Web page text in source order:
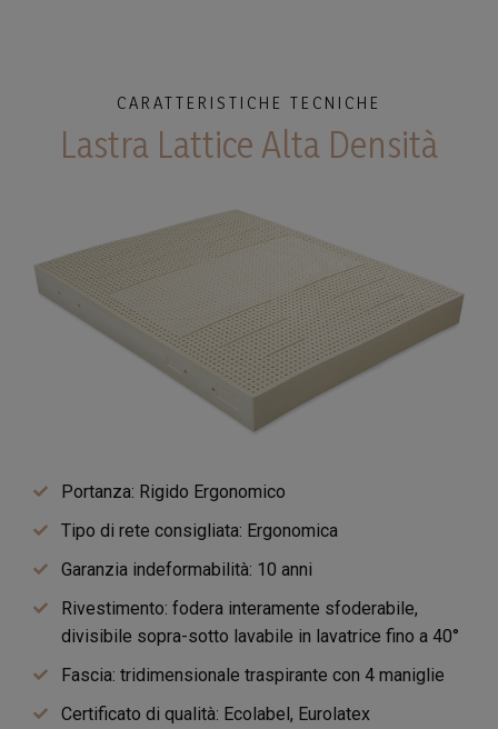
CARATTERISTICHE TECNICHE
Lastra Lattice Alta Densità
Portanza: Rigido Ergonomico
Tipo di rete consigliata: Ergonomica
Garanzia indeformabilità: 10 anni
Rivestimento: fodera interamente sfoderabile,
divisibile sopra-sotto lavabile in lavatrice fino a 40°
Fascia: tridimensionale traspirante con 4 maniglie
Certificato di qualità: Ecolabel, Eurolatex